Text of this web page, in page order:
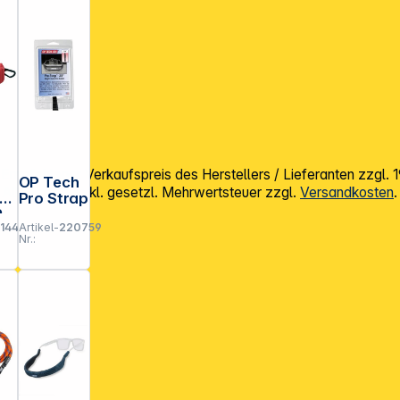
OP Tech
Pro Strap
Artikel-
Nr.:
220759
Verkaufspreis des Herstellers / Lieferanten zzgl.
Alle Preise exkl. gesetzl. Mehrwertsteuer zzgl. Versandkosten.